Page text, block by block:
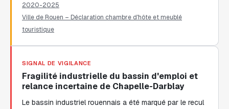
2020-2025
Ville de Rouen – Déclaration chambre d'hôte et meublé
touristique
SIGNAL DE VIGILANCE
Fragilité industrielle du bassin d'emploi et
relance incertaine de Chapelle-Darblay
Le bassin industriel rouennais a été marqué par le recul